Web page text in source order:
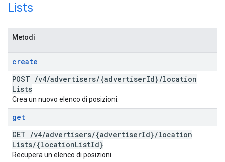
Lists
Metodi
create
POST /v4/advertisers/{advertiserId}/location
Lists
Crea un nuovo elenco di posizioni.
get
GET /v4/advertisers/{advertiserId}/location
Lists/{locationListId}
Recupera un elenco di posizioni.